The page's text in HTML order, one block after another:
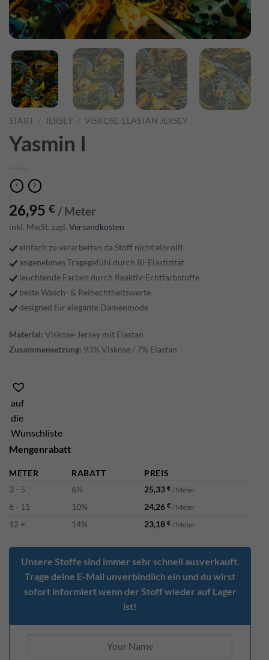
START / JERSEY / VISKOSE-ELASTAN JERSEY
Yasmin I
26,95 € / Meter
inkl. MwSt. zzgl. Versandkosten
einfach zu verarbeiten da Stoff nicht einrollt
angenehmes Tragegefühl durch Bi-Elastizität
leuchtende Farben durch Reaktiv-Echtfarbstoffe
beste Wasch- & Reibechtheitswerte
designed für elegante Damenmode
Material: Viskose-Jersey mit Elastan
Zusammensetzung: 93% Viskose / 7% Elastan
auf
die
Wunschliste
Mengenrabatt
METER RABATT
PREIS
3 - 5
6% 25,33 € / Meter
6 - 11 10% 24,26 € / Meter
12 + 14% 23,18 € / Meter
Unsere Stoffe sind immer sehr schnell ausverkauft.
Trage deine E-Mail unverbindlich ein und du wirst
sofort informiert wenn der Stoff wieder auf Lager
ist!